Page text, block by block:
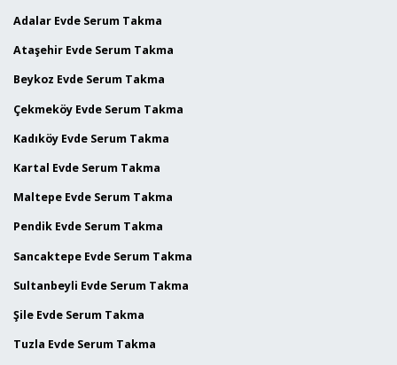
Adalar Evde Serum Takma
Ataşehir Evde Serum Takma
Beykoz Evde Serum Takma
Çekmeköy Evde Serum Takma
Kadıköy Evde Serum Takma
Kartal Evde Serum Takma
Maltepe Evde Serum Takma
Pendik Evde Serum Takma
Sancaktepe Evde Serum Takma
Sultanbeyli Evde Serum Takma
Şile Evde Serum Takma
Tuzla Evde Serum Takma